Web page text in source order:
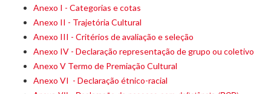
Anexo I - Categorias e cotas
Anexo II - Trajetória Cultural
Anexo III - Critérios de avaliação e seleção
Anexo IV - Declaração representação de grupo ou coletivo
Anexo V Termo de Premiação Cultural
Anexo VI - Declaração étnico-racial